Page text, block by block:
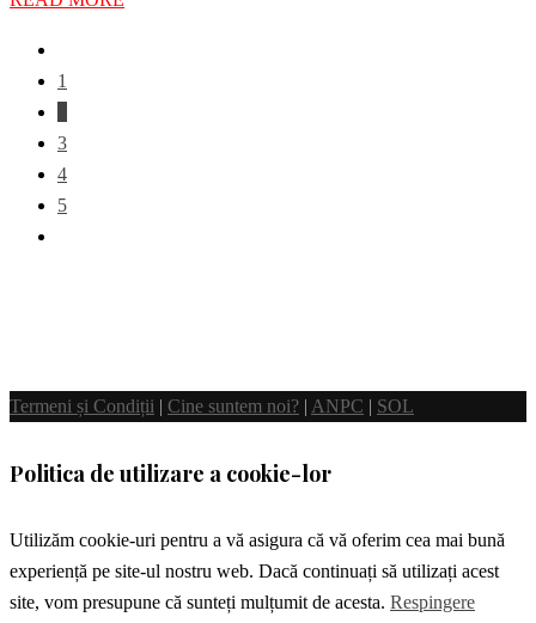
1
3
4
5
Termeni și Condiții | Cine suntem noi? | ANPC | SOL
Politica de utilizare a cookie-lor
Utilizăm cookie-uri pentru a vă asigura că vă oferim cea mai bună
experiență pe site-ul nostru web. Dacă continuați să utilizați acest
site, vom presupune că sunteți mulțumit de acesta. Respingere